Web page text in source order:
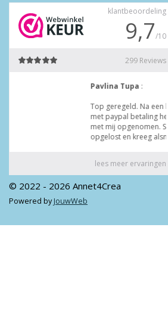
© 2022 - 2026 Annet4Crea
Powered by JouwWeb